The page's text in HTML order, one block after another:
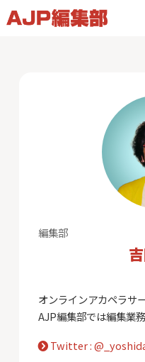
編集部
オンラインアカペラサ
AJP編集部では編集業
Twitter :